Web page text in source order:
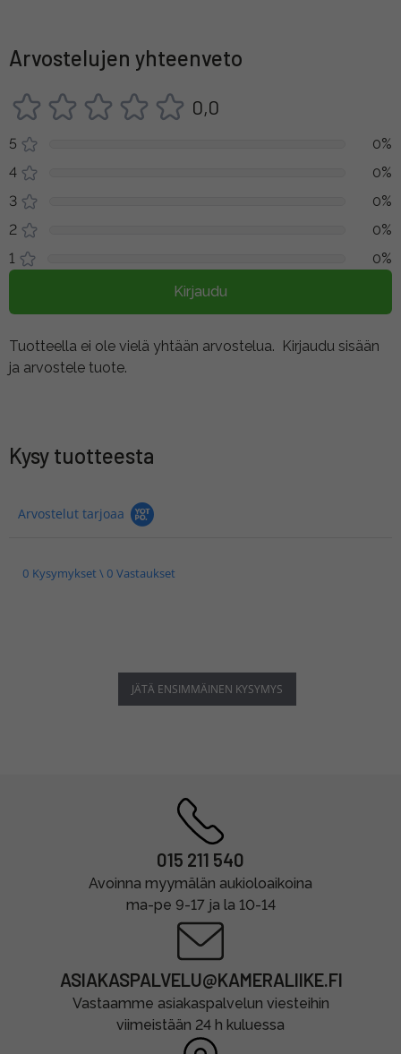
Arvostelujen yhteenveto
0,0
5
0%
4
0%
3
0%
2
0%
1
0%
Kirjaudu
Tuotteella ei ole vielä yhtään arvostelua. Kirjaudu sisään
ja arvostele tuote.
Kysy tuotteesta
Arvostelut tarjoaa
0 Kysymykset \ 0 Vastaukset
JÄTÄ ENSIMMÄINEN KYSYMYS
015 211 540
Avoinna myymälän aukioloaikoina
ma-pe 9-17 ja la 10-14
ASIAKASPALVELU@KAMERALIIKE.FI
Vastaamme asiakaspalvelun viesteihin
viimeistään 24 h kuluessa